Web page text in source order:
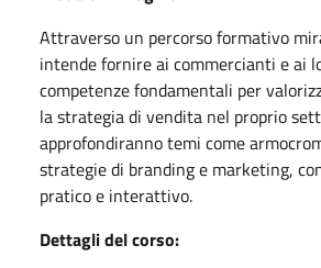
Attraverso un percorso formativo
intende fornire ai commercianti e ai
competenze fondamentali per
la strategia di vendita nel proprio
approfondiranno temi come
strategie di branding e marketing,
pratico e interattivo.
Dettagli del corso: